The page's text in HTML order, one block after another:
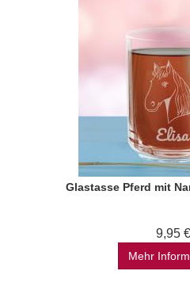
Glastasse Pferd mit
9,95
Mehr